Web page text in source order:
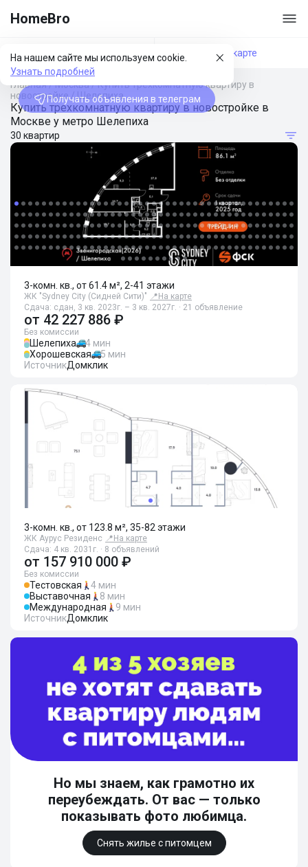
HomeBro
На нашем сайте мы используем cookie.
Узнать подробней
Получать объявления в телеграм
Фильтры На карте
Главная/Москва/Купить трехкомнатную квартиру в
новостройке/Шелепиха
Купить трехкомнатную квартиру в новостройке в
Москве у метро Шелепиха
30 квартир
3-комн. кв., от 61.4 м², 2-41 этажи
ЖК "Sydney City (Сидней Сити)" 📍 На карте
Сдача: сдан, 3 кв. 2023г. – 3 кв. 2027г. · 21 объявление
от 42 227 886 ₽
Без комиссии
Шелепиха
4 мин
Хорошевская
5 мин
ИсточникДомклик
3-комн. кв., от 123.8 м², 35-82 этажи
ЖК Аурус Резиденс 📍 На карте
Сдача: 4 кв. 2031г. · 8 объявлений
от 157 910 000 ₽
Без комиссии
Тестовская
4 мин
Выставочная
8 мин
Международная
9 мин
ИсточникДомклик
Но мы знаем, как грамотно их
переубеждать. От вас — только
показывать фото любимца.
Снять жилье с питомцем